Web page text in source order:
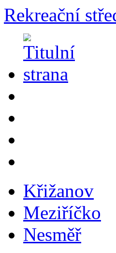
Rekreační
Křižanov
Meziříčko
Nesměř